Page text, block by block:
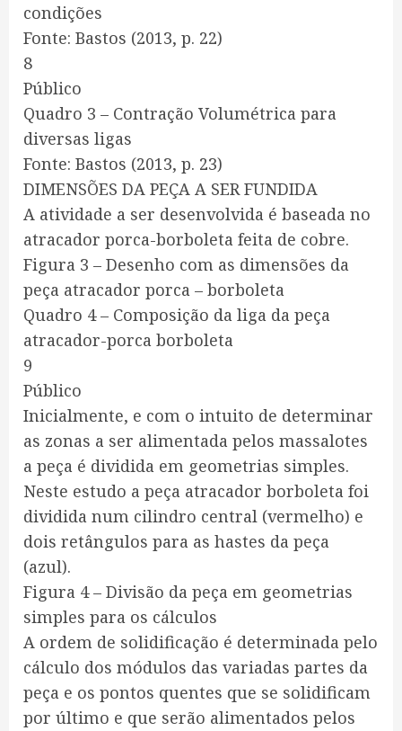
condições
Fonte: Bastos (2013, p. 22)
8
Público
Quadro 3 – Contração Volumétrica para
diversas ligas
Fonte: Bastos (2013, p. 23)
DIMENSÕES DA PEÇA A SER FUNDIDA
A atividade a ser desenvolvida é baseada no
atracador porca-borboleta feita de cobre.
Figura 3 – Desenho com as dimensões da
peça atracador porca – borboleta
Quadro 4 – Composição da liga da peça
atracador-porca borboleta
9
Público
Inicialmente, e com o intuito de determinar
as zonas a ser alimentada pelos massalotes
a peça é dividida em geometrias simples.
Neste estudo a peça atracador borboleta foi
dividida num cilindro central (vermelho) e
dois retângulos para as hastes da peça
(azul).
Figura 4 – Divisão da peça em geometrias
simples para os cálculos
A ordem de solidificação é determinada pelo
cálculo dos módulos das variadas partes da
peça e os pontos quentes que se solidificam
por último e que serão alimentados pelos